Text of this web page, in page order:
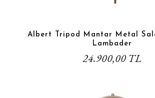
Albert Tripod Mantar Metal
Lambader
24.900,00 TL